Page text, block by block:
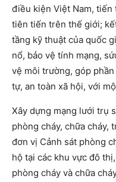
điều kiện Việt Nam, tiến
tiên tiến trên thế giới;
tầng kỹ thuật của quốc
nổ, bảo vệ tính mạng,
vệ môi trường, góp
tự, an toàn xã hội, với
Xây dựng mạng lưới trụ
phòng cháy, chữa cháy,
đơn vị Cảnh sát phòng
hộ tại các khu vực đô
phòng cháy và chữa